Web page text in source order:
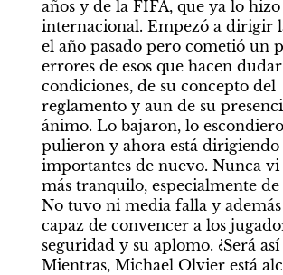
años y de la FIFA, que ya lo hizo
internacional. Empezó a dirigir
el año pasado pero cometió un
errores de esos que hacen
condiciones, de su concepto del
reglamento y aun de su
ánimo. Lo bajaron, lo
pulieron y ahora está
importantes de nuevo. Nunca
más tranquilo, especialmente de
No tuvo ni media falla y
capaz de convencer a los
seguridad y su aplomo. ¿Será
Mientras, Michael Olvier está